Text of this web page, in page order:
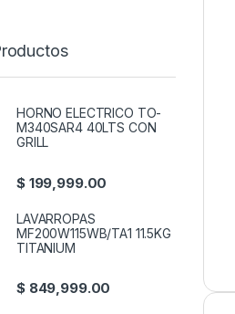
HORNO ELECTRICO TO-
M340SAR4 40LTS CON
GRILL
$199,999.00
LAVARROPAS
MF200W115WB/TA1 11.5KG
TITANIUM
$849,999.00